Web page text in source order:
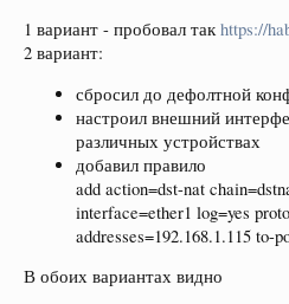
1 вариант - пробовал такhttps://
2 вариант:
сбросил до дефолтной
настроил внешний
различных устройствах
добавил правило
add action=dst-nat
interface=ether1 log=yes
addresses=192.168.1.115 to-
В обоих вариантах видно